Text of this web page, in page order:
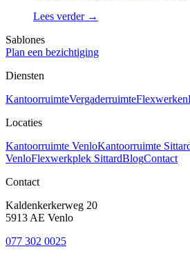
Lees verder →
Sablones
Plan een bezichtiging
Diensten
KantoorruimteVergaderruimteFlexwerken
Locaties
Kantoorruimte VenloKantoorruimte
VenloFlexwerkplek SittardBlogContact
Contact
Kaldenkerkerweg 20
5913 AE Venlo
077 302 0025